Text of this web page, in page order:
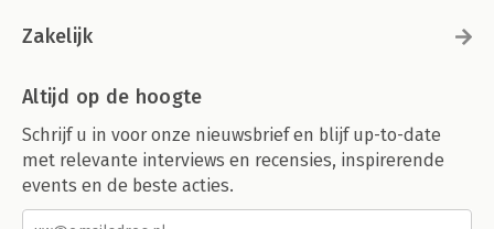
Zakelijk
Altijd op de hoogte
Schrijf u in voor onze nieuwsbrief en blijf up-to-date
met relevante interviews en recensies, inspirerende
events en de beste acties.